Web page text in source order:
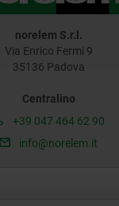
norelem S.r.l.
Via Enrico Fermi 9
35136 Padova
Centralino
+39 047 464 62 90
info@norelem.it